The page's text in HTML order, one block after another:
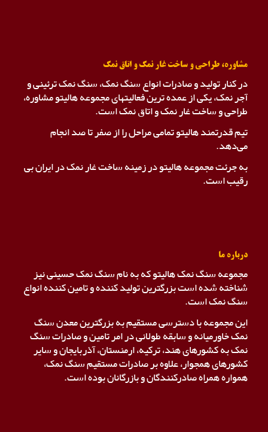
مشاوره، طراحی و ساخت غار نمک و اتاق نمک
در کنار تولید و صادرات انواع سنگ نمک، سنگ نمک ترئینی و
آجر نمک، یکی از عمده ترین فعالیتهای مجموعه هالیتو مشاوره،
طراحی و ساخت غار نمک و اتاق نمک است.
تیم قدرتمند هالیتو تمامی مراحل را از صفر تا صد انجام
می‌دهد.
به جرئت مجموعه هالیتو در زمینه ساخت غار نمک در ایران بی
رقیب است.
درباره ما
مجموعه سنگ نمک هالیتو که به نام سنگ نمک حسینی نیز
شناخته شده است بزرگترین تولید کننده و تامین کننده انواع
سنگ نمک است.
این مجموعه با دسترسی مستقیم به بزرگترین معدن سنگ
نمک خاورمیانه و سابقه طولانی در امر تامین و صادرات سنگ
نمک به کشورهای هند، ترکیه، ارمنستان، آذربایجان و سایر
کشورهای همجوار، علاوه بر صادرات مستقیم سنگ نمک،
همواره همراه صادرکنندگان و بازرگانان بوده است.